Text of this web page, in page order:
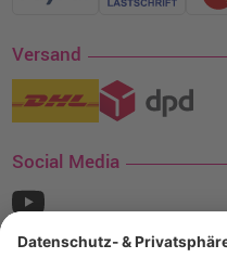
Versand
Social Media
¹ Nur gültig für den Versand